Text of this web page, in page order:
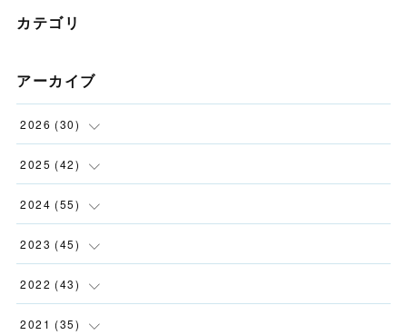
カテゴリ
アーカイブ
2026 (30)
(2)
(4)
( 4)
( 2 )
2025 (42)
(5)
(3)
(5)
( 3)
2024 (55)
(5)
(1)
(3)
2023 (45)
(5)
(2)
2022 (43)
(11
2021 (35)